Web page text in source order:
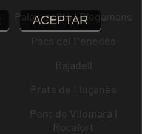
Palau-solità i Plegamans
Pacs del Penedès
Rajadell
Prats de Lluçanès
Pont de Vilomara i
Rocafort
ACEPTAR